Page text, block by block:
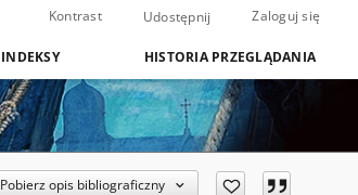
Kontrast Udostępnij Zaloguj się
INDEKSY HISTORIA PRZEGLĄDANIA
Pobierz opis bibliograficzny